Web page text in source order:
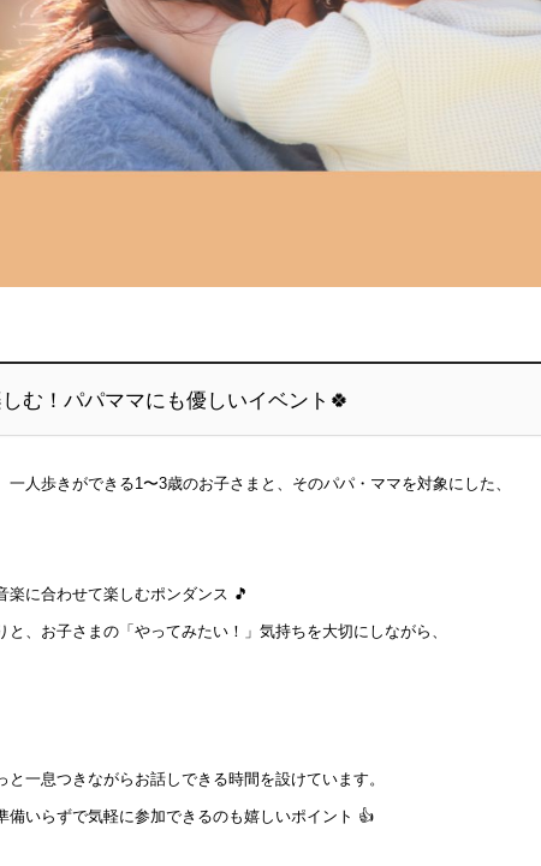
む！パパママにも優しいイベント🍀
一人歩きができる1〜3歳のお子さまと、そのパパ・ママを対象にした、
に合わせて楽しむポンダンス 🎵
、お子さまの「やってみたい！」気持ちを大切にしながら、
一息つきながらお話しできる時間を設けています。
いらずで気軽に参加できるのも嬉しいポイント 👍